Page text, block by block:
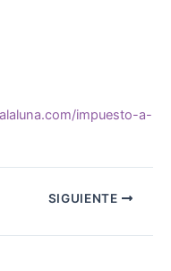
impuesto-a-
SIGUIENTE